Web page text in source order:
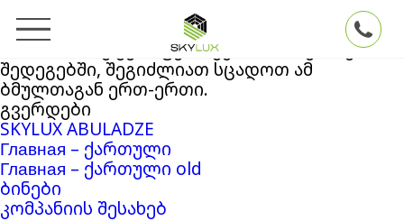
თქვენ ეძებდით
Skyluxბლოგის არქივში
. თუ ვერაფერი ვერ მოიძიეთ ძებნის
შედეგებში, შეგიძლიათ სცადოთ ამ
ბმულთაგან ერთ-ერთი.
გვერდები
SKYLUX ABULADZE
Главная – ქართული
Главная – ქართული old
ბინები
კომპანიის შესახებ